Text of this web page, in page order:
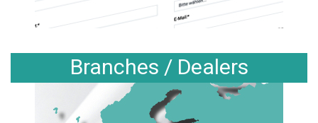
Branches / Dealers